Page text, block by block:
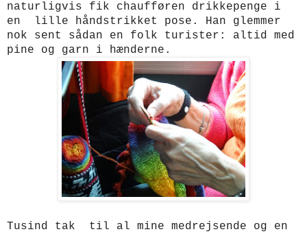
naturligvis fik chaufføren drikkepenge i
en lille håndstrikket pose. Han glemmer
nok sent sådan en folk turister: altid med
pine og garn i hænderne.
Tusind tak til al mine medrejsende og en